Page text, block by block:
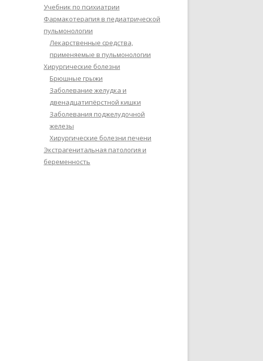
Учебник по психиатрии
Фармакотерапия в педиатрической
пульмонологии
Лекарственные средства,
применяемые в пульмонологии
Хирургические болезни
Брюшные грыжи
Заболевание желудка и
двенадцатипёрстной кишки
Заболевания поджелудочной
железы
Хирургические болезни печени
Экстрагенитальная патология и
беременность